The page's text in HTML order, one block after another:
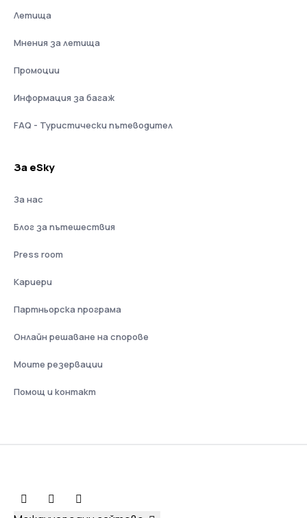
Летища
Мнения за летища
Промоции
Информация за багаж
FAQ - Туристически пътеводител
За eSky
За нас
Блог за пътешествия
Press room
Кариери
Партньорска програма
Онлайн решаване на спорове
Моите резервации
Помощ и контакт